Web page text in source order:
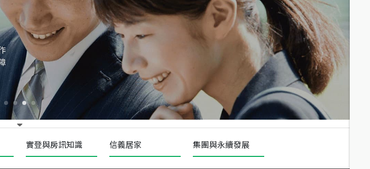
年 07 月 成交
四維天廈
新竹市新竹市四維路
總價
490萬
115 月 成交
菁英典藏
新竹市新竹市慈祥路
1,808萬
實登與房訊知識 信義居家 集團與永續發展